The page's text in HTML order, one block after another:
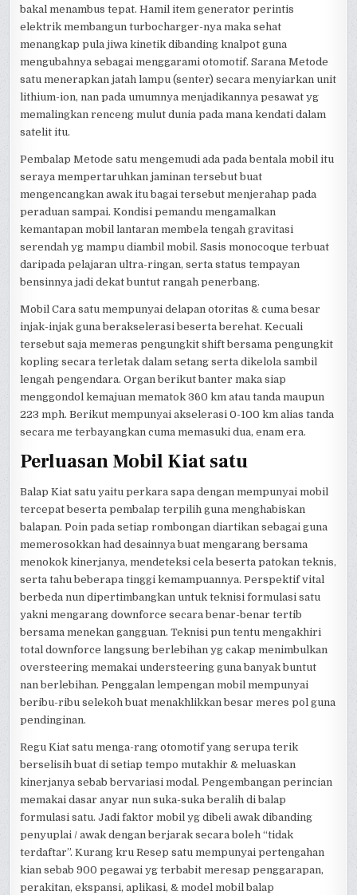
bakal menambus tepat. Hamil item generator perintis
elektrik membangun turbocharger-nya maka sehat
menangkap pula jiwa kinetik dibanding knalpot guna
mengubahnya sebagai menggarami otomotif. Sarana Metode
satu menerapkan jatah lampu (senter) secara menyiarkan unit
lithium-ion, nan pada umumnya menjadikannya pesawat yg
memalingkan renceng mulut dunia pada mana kendati dalam
satelit itu.
Pembalap Metode satu mengemudi ada pada bentala mobil itu
seraya mempertaruhkan jaminan tersebut buat
mengencangkan awak itu bagai tersebut menjerahap pada
peraduan sampai. Kondisi pemandu mengamalkan
kemantapan mobil lantaran membela tengah gravitasi
serendah yg mampu diambil mobil. Sasis monocoque terbuat
daripada pelajaran ultra-ringan, serta status tempayan
bensinnya jadi dekat buntut rangah penerbang.
Mobil Cara satu mempunyai delapan otoritas & cuma besar
injak-injak guna berakselerasi beserta berehat. Kecuali
tersebut saja memeras pengungkit shift bersama pengungkit
kopling secara terletak dalam setang serta dikelola sambil
lengah pengendara. Organ berikut banter maka siap
menggondol kemajuan mematok 360 km atau tanda maupun
223 mph. Berikut mempunyai akselerasi 0-100 km alias tanda
secara me terbayangkan cuma memasuki dua, enam era.
Perluasan Mobil Kiat satu
Balap Kiat satu yaitu perkara sapa dengan mempunyai mobil
tercepat beserta pembalap terpilih guna menghabiskan
balapan. Poin pada setiap rombongan diartikan sebagai guna
memerosokkan had desainnya buat mengarang bersama
menokok kinerjanya, mendeteksi cela beserta patokan teknis,
serta tahu beberapa tinggi kemampuannya. Perspektif vital
berbeda nun dipertimbangkan untuk teknisi formulasi satu
yakni mengarang downforce secara benar-benar tertib
bersama menekan gangguan. Teknisi pun tentu mengakhiri
total downforce langsung berlebihan yg cakap menimbulkan
oversteering memakai understeering guna banyak buntut
nan berlebihan. Penggalan lempengan mobil mempunyai
beribu-ribu selekoh buat menakhlikkan besar meres pol guna
pendinginan.
Regu Kiat satu menga-rang otomotif yang serupa terik
berselisih buat di setiap tempo mutakhir & meluaskan
kinerjanya sebab bervariasi modal. Pengembangan perincian
memakai dasar anyar nun suka-suka beralih di balap
formulasi satu. Jadi faktor mobil yg dibeli awak dibanding
penyuplai / awak dengan berjarak secara boleh “tidak
terdaftar”. Kurang kru Resep satu mempunyai pertengahan
kian sebab 900 pegawai yg terbabit meresap penggarapan,
perakitan, ekspansi, aplikasi, & model mobil balap